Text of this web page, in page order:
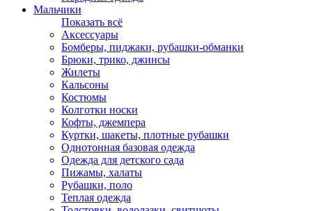
Мальчики
Показать всё
Аксессуары
Бомберы, пиджаки, рубашки-обманки
Брюки, трико, джинсы
Жилеты
Кальсоны
Костюмы
Колготки носки
Кофты, джемпера
Куртки, шакеты, плотные рубашки
Однотонная базовая одежда
Одежда для детского сада
Пижамы, халаты
Рубашки, поло
Теплая одежда